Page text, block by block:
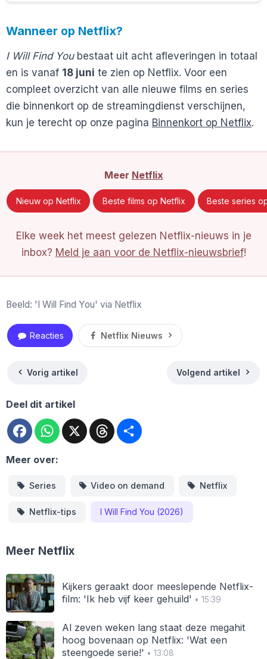
Wanneer op Netflix?
I Will Find Youbestaat uit acht afleveringen in totaal
en is vanaf 18 juni te zien op Netflix. Voor een
compleet overzicht van alle nieuwe films en series
die binnenkort op de streamingdienst verschijnen,
kun je terecht op onze pagina Binnenkort op Netflix.
Meer Netflix
Nieuw op Netflix Beste films op Netflix Beste series
Elke week het meest gelezen Netflix-nieuws in je
inbox? Meld je aan voor de Netflix-nieuwsbrief!
Beeld: 'I Will Find You' via Netflix
Reacties Netflix Nieuws
Vorig artikel Volgend artikel
Deel dit artikel
FacebookWhatsApp
X Threads
Meer over:
Series Video on demand Netflix
Netflix-tips I Will Find You (2026)
Meer Netflix
Kijkers geraakt door meeslepende Netflix-
film: 'Ik heb vijf keer gehuild' • 15:39
Al zeven weken lang staat deze megahit
hoog bovenaan op Netflix: 'Wat een
steengoede serie!' • 13:08